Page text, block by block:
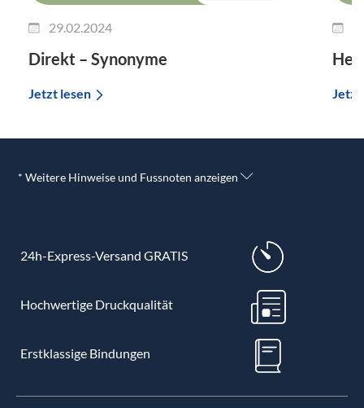
29.02.2024
Direkt – Synonyme
Jetzt lesen Jetzt
* Weitere Hinweise und Fussnoten anzeigen
24h-Express-Versand GRATIS
Hochwertige Druckqualität
Erstklassige Bindungen